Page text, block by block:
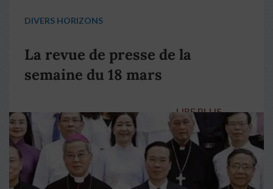
DIVERS HORIZONS
La revue de presse de la
semaine du 18 mars
LIRE PLUS →